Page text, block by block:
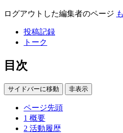
ログアウトした編集者のページ
投稿記録
トーク
目次
サイドバーに移動 非表示
ページ先頭
1 概要
2 活動履歴